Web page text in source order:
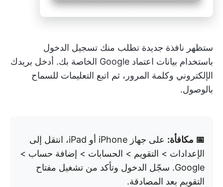
ستظهر نافذة جديدة تطلب منك تسجيل الدخول
باستخدام بيانات اعتماد Google الخاصة بك. أدخل بريدك
الإلكتروني وكلمة المرور، ثم اتبع التعليمات للسماح
بالوصول.
📅 مكافأة:
على جهاز iPhone أو iPad، انتقل إلى
الإعدادات > التقويم > الحسابات > إضافة حساب >
Google. سجّل الدخول وتأكد من تشغيل مفتاح
التقويم بعد المصادقة.